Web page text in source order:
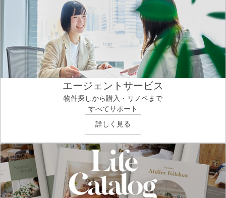
エージェントサービス
物件探しから購入・リノベまで
すべてサポート
詳しく見る